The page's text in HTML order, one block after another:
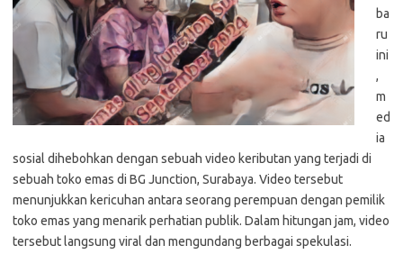
ba
ru
ini
,
m
ed
ia
sosial dihebohkan dengan sebuah video keributan yang terjadi di
sebuah toko emas di BG Junction, Surabaya. Video tersebut
menunjukkan kericuhan antara seorang perempuan dengan pemilik
toko emas yang menarik perhatian publik. Dalam hitungan jam, video
tersebut langsung viral dan mengundang berbagai spekulasi.